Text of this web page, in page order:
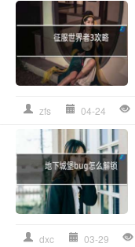
zfs 04-24
dxc 03-29